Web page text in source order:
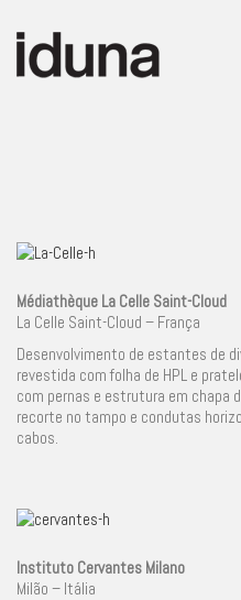
Médiathèque La Celle Saint-Cloud
La Celle Saint-Cloud – França
Desenvolvimento de estantes de
revestida com folha de HPL e
com pernas e estrutura em chapa
recorte no tampo e condutas
cabos.
Instituto Cervantes Milano
Milão – Itália